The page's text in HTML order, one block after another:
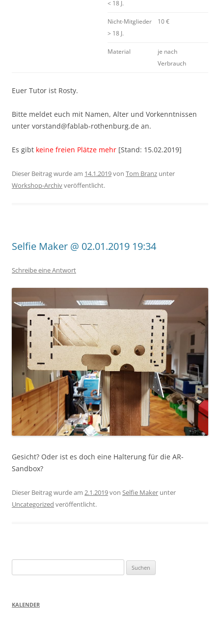
< 18 J.
Nicht-Mitglieder
> 18 J.
10 €
Material
je nach
Verbrauch
Euer Tutor ist Rosty.
Bitte meldet euch mit Namen, Alter und Vorkenntnissen
unter vorstand@fablab-rothenburg.de an.
Es gibt keine freien Plätze mehr [Stand: 15.02.2019]
Dieser Beitrag wurde am 14.1.2019von Tom Branz unter
Workshop-Archivveröffentlicht.
Selfie Maker @ 02.01.2019 19:34
Schreibe eine Antwort
Gesicht? Oder ist es doch eine Halterung für die AR-
Sandbox?
Dieser Beitrag wurde am 2.1.2019von Selfie Maker unter
Uncategorized veröffentlicht.
nach:
KALENDER